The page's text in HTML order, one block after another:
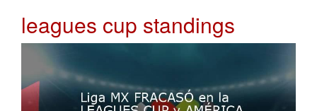
leagues cup standings